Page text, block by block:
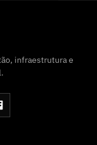
infraestrutura e